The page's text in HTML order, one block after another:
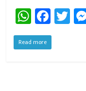
W
h
at
Fa
ce
b
T
wi
Read more